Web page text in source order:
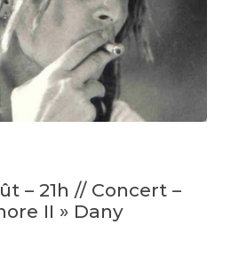
– 21h // Concert –
II » Dany